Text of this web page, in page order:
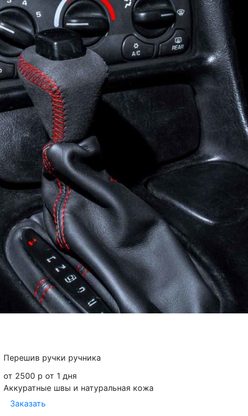
Перешив ручки ручника
от 2500 р от 1 дня
Аккуратные швы и натуральная кожа
Заказать